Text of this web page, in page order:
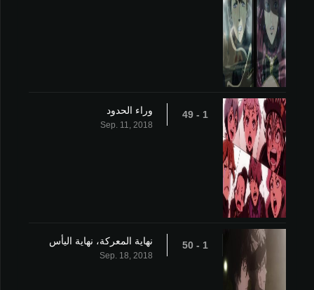
1 - 49 وراء الحدود
Sep. 11, 2018
1 - 50 نهاية المعركة، نهاية اليأس
Sep. 18, 2018